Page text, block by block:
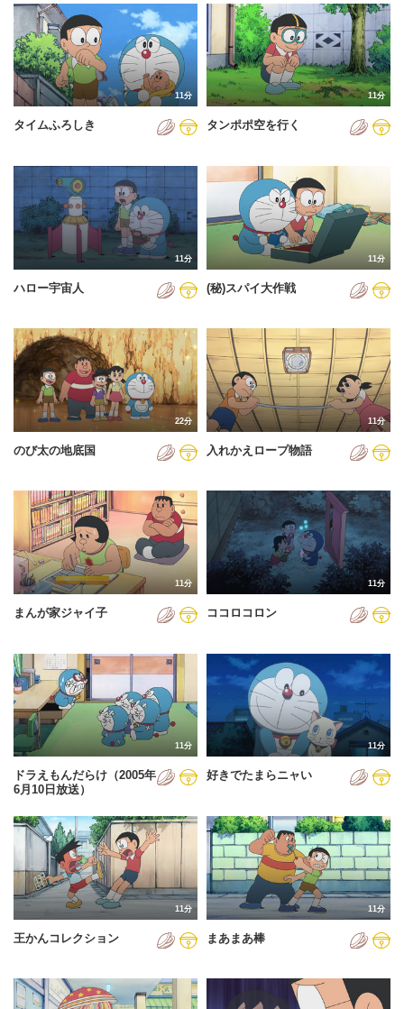
2024年
2025年
2026年
11分
タイムふろしき
11分
タンポポ空を行く
11分
ハロー宇宙人
11分
(秘)スパイ大作戦
22分
のび太の地底国
11分
入れかえロープ物語
11分
まんが家ジャイ子
11分
ココロコロン
11分
ドラえもんだらけ（2005年
6月10日放送）
11分
好きでたまらニャい
11分
王かんコレクション
11分
まあまあ棒